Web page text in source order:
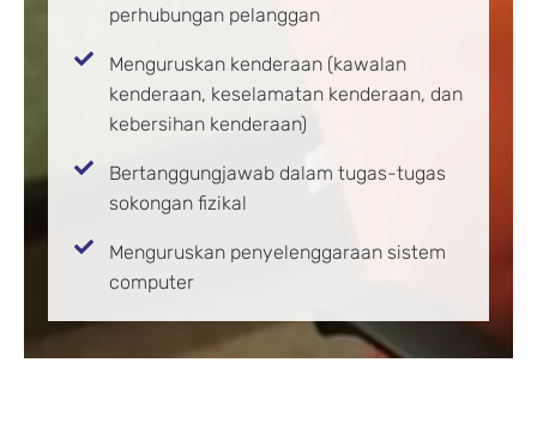
perhubungan pelanggan
Menguruskan kenderaan (kawalan
kenderaan, keselamatan kenderaan, dan
kebersihan kenderaan)
Bertanggungjawab dalam tugas-tugas
sokongan fizikal
Menguruskan penyelenggaraan sistem
computer